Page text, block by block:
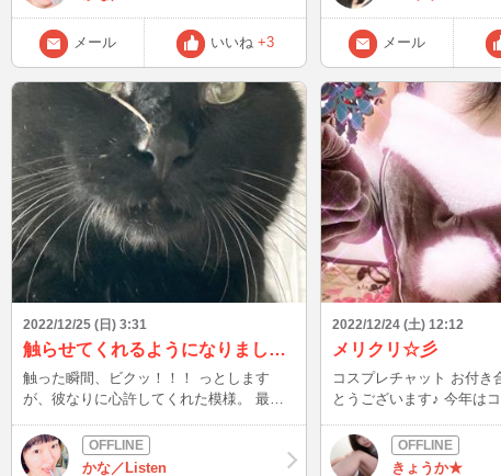
い良く食べてくれました^^
メール いいね +3 メール
2022/12/25 (日) 3:31
触らせてくれるようになりました！
触った瞬間、ビクッ！！！ っとします
が、彼なりに心許してくれた模様。 最初
がら、やっと心開いてくれた感じ♪ 前の飼
い主さんにやられて、怖い思いしたのか。
かな／Listen
2022/12/24 (土) 12:12
メリクリ☆彡
コスプレチャット お付き合い頂きありが
とうございます♪ 今年はコスメプレゼント
なXmasになります(〃ω〃) 久々にblog書
いてみました。
きょうか★